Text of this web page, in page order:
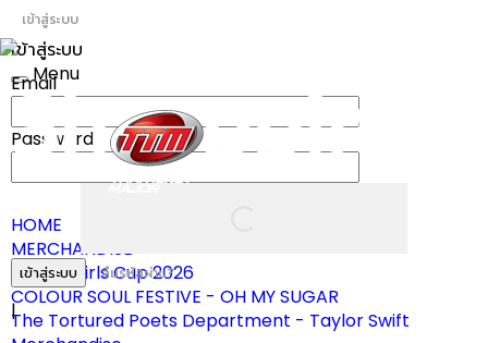
เข้าสู่ระบบ
เข้าสู่ระบบ
Email
Password
เข้าสู่ระบบ ลืมรหัสผ่าน?
|
Toggle
Menu
HOME
MERCHANDISE
ผ้าเชียร์ Girls Cup 2026
COLOUR SOUL FESTIVE - OH MY SUGAR
The Tortured Poets Department - Taylor Swift